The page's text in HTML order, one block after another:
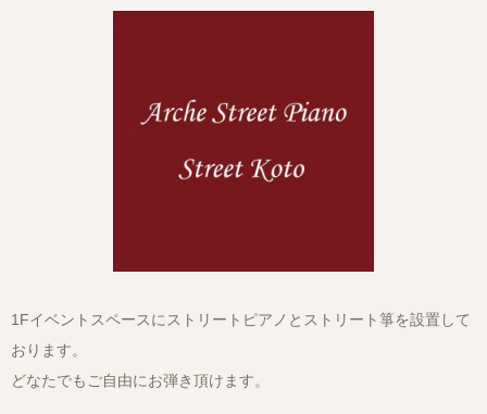
1Fイベントスペースにストリートピアノとストリート箏を設置して
おります。
どなたでもご自由にお弾き頂けます。